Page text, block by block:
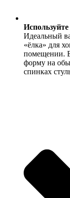
Идеальный
«ёлка» для
помещении.
форму на
спинках